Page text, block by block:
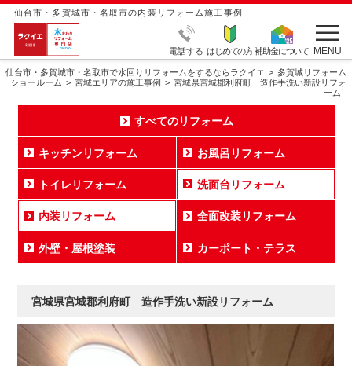
仙台市・多賀城市・名取市の内装リフォーム施工事例
電話する はじめての方補助金について MENU
仙台市・多賀城市・名取市で水回りリフォームをするならラクイエ
多賀城リフォーム
ショールーム
宮城エリアの施工事例
宮城県宮城郡利府町 造作手洗い新設リフォ
ーム
すべてのリフォーム
キッチンリフォーム お風呂リフォーム
トイレリフォーム 洗面台リフォーム
内装リフォーム 全面改装リフォーム
外壁・屋根塗装 カーポート・テラス
宮城県宮城郡利府町 造作手洗い新設リフォーム